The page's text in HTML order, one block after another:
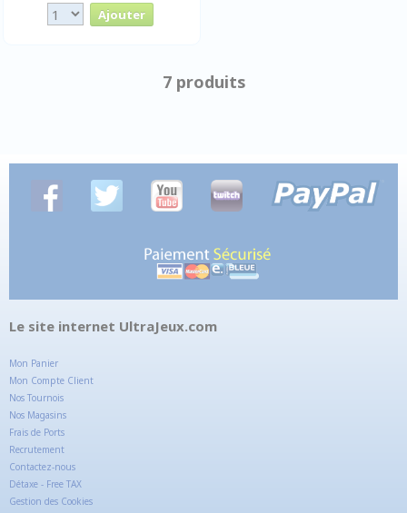
7 produits
Le site internet UltraJeux.com
Mon Panier
Mon Compte Client
Nos Tournois
Nos Magasins
Frais de Ports
Recrutement
Contactez-nous
Détaxe - Free TAX
Gestion des Cookies